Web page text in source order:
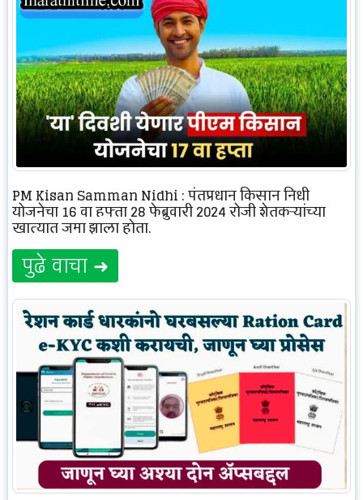
PM Kisan Samman Nidhi : पंतप्रधान किसान निधी
योजनेचा 16 वा हफ्ता 28 फेब्रुवारी 2024 रोजी शेतकऱ्यांच्या
खात्यात जमा झाला होता.
पुढे वाचा ➜